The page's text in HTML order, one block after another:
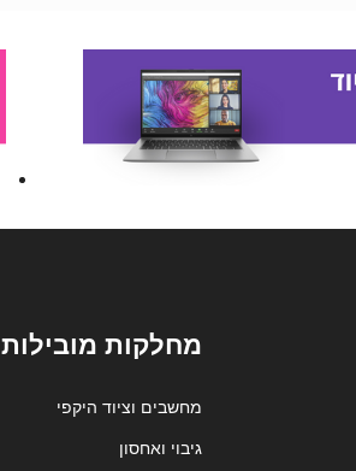
מחלקות מובילות
מחשבים וציוד היקפי
גיבוי ואחסון